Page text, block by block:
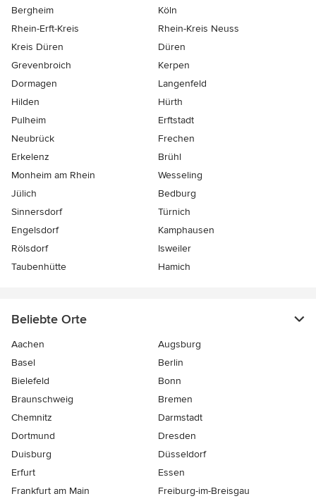
Bergheim
Köln
Rhein-Erft-Kreis
Rhein-Kreis Neuss
Kreis Düren
Düren
Grevenbroich
Kerpen
Dormagen
Langenfeld
Hilden
Hürth
Pulheim
Erftstadt
Neubrück
Frechen
Erkelenz
Brühl
Monheim am Rhein
Wesseling
Jülich
Bedburg
Sinnersdorf
Türnich
Engelsdorf
Kamphausen
Rölsdorf
Isweiler
Taubenhütte
Hamich
Beliebte Orte
Aachen
Augsburg
Basel
Berlin
Bielefeld
Bonn
Braunschweig
Bremen
Chemnitz
Darmstadt
Dortmund
Dresden
Duisburg
Düsseldorf
Erfurt
Essen
Frankfurt am Main
Freiburg-im-Breisgau